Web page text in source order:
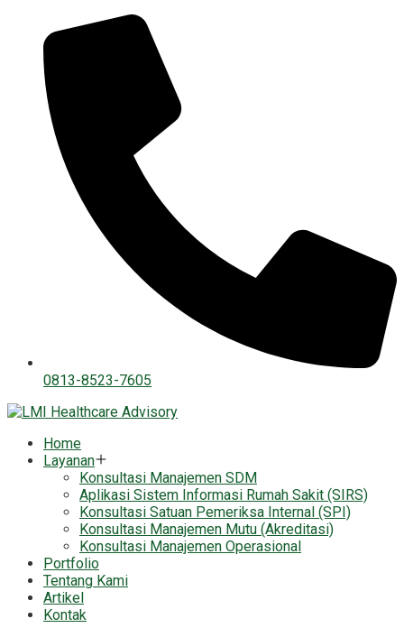
0813-8523-7605
Home
Layanan
Konsultasi Manajemen SDM
Aplikasi Sistem Informasi Rumah Sakit (SIRS)
Konsultasi Satuan Pemeriksa Internal (SPI)
Konsultasi Manajemen Mutu (Akreditasi)
Konsultasi Manajemen Operasional
Portfolio
Tentang Kami
Artikel
Kontak